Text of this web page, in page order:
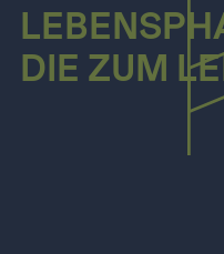
DIE ZUM